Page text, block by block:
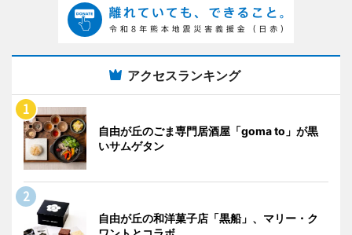
アクセスランキング
自由が丘のごま専門居酒屋「goma to」が黒
いサムゲタン
自由が丘の和洋菓子店「黒船」、マリー・ク